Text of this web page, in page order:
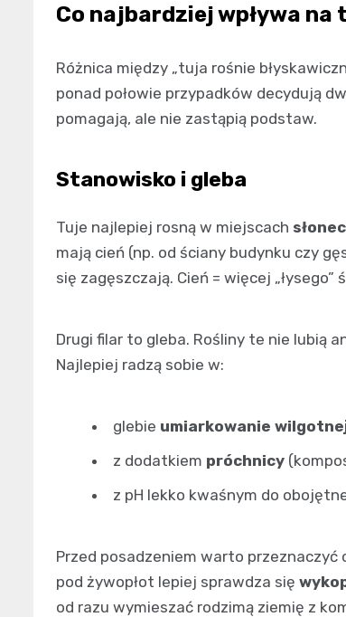
Co najbardziej wpływa
Różnica między „tuja rośnie
ponad połowie przypadków decydują
pomagają, ale nie zastąpią podstaw.
Stanowisko i gleba
Tuje najlepiej rosną w miejscach
mają cień (np. od ściany budynku czy
się zagęszczają. Cień = więcej
Drugi filar to gleba. Rośliny te nie lubią
Najlepiej radzą sobie w:
glebie umiarkowanie
z dodatkiem próchnicy
z pH lekko kwaśnym do
Przed posadzeniem warto
pod żywopłot lepiej sprawdza się
od razu wymieszać rodzimą ziemię z